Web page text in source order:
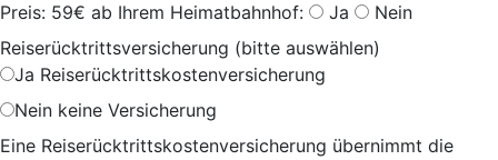
Preis: 59€ ab Ihrem Heimatbahnhof:
Ja
Nein
Reiserücktrittsversicherung (bitte auswählen)
Ja Reiserücktrittskostenversicherung
Nein keine Versicherung
Eine Reiserücktrittskostenversicherung übernimmt die